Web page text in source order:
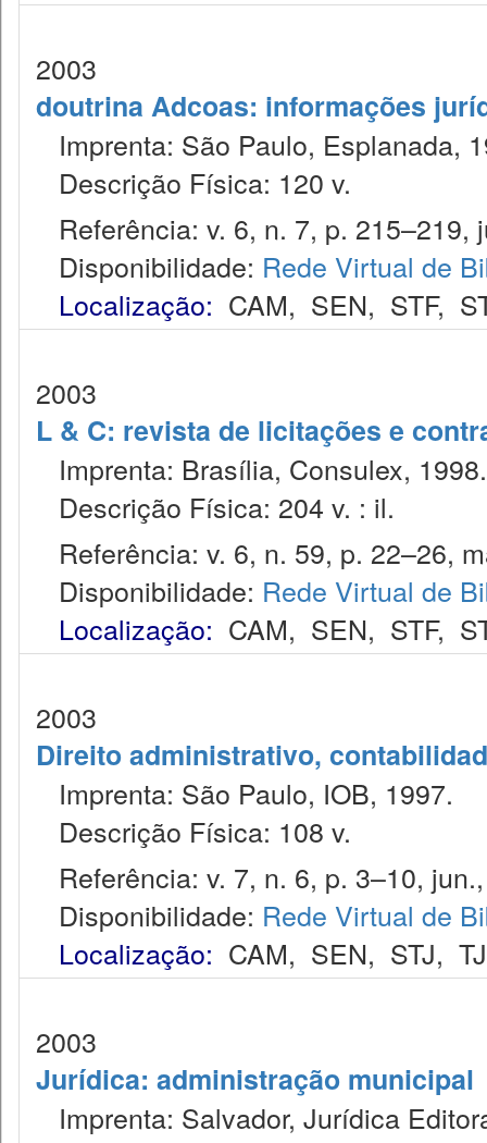
2003
doutrina Adcoas: informações
Imprenta: São Paulo, Esplanada,
Descrição Física: 120 v.
Referência: v. 6, n. 7, p. 215–219,
Disponibilidade: Rede Virtual de
Localização: CAM, SEN, STF,
2003
L & C: revista de licitações e
Imprenta: Brasília, Consulex, 1998.
Descrição Física: 204 v. : il.
Referência: v. 6, n. 59, p. 22–26,
Disponibilidade: Rede Virtual de
Localização: CAM, SEN, STF,
2003
Direito administrativo,
Imprenta: São Paulo, IOB, 1997.
Descrição Física: 108 v.
Referência: v. 7, n. 6, p. 3–10,
Disponibilidade: Rede Virtual de
Localização: CAM, SEN, STJ,
2003
Jurídica: administração municipal
Imprenta: Salvador, Jurídica